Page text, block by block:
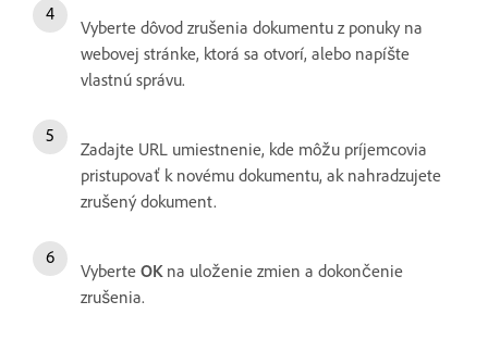
Vyberte dôvod zrušenia dokumentu z ponuky na
webovej stránke, ktorá sa otvorí, alebo napíšte
vlastnú správu.
Zadajte URL umiestnenie, kde môžu príjemcovia
pristupovať k novému dokumentu, ak nahradzujete
zrušený dokument.
Vyberte OKna uloženie zmien a dokončenie
zrušenia.